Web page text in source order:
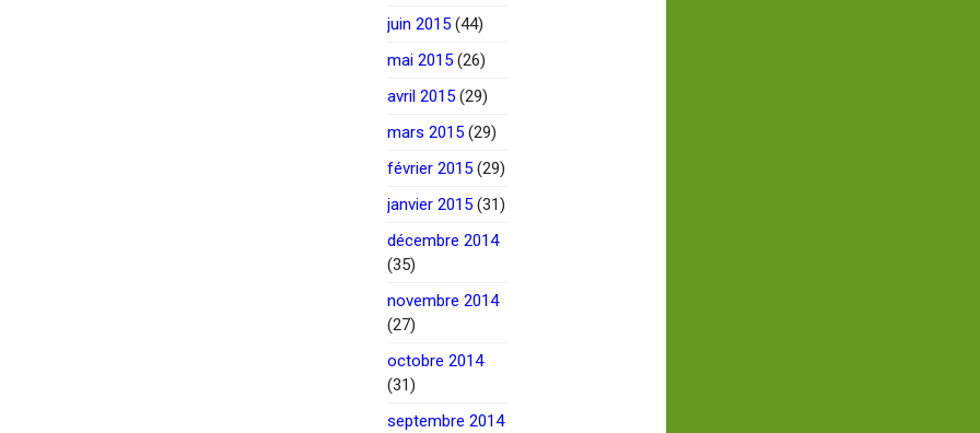
juin 2015 (44)
mai 2015 (26)
avril 2015 (29)
mars 2015 (29)
février 2015 (29)
janvier 2015 (31)
décembre 2014
(35)
novembre 2014
(27)
octobre 2014
(31)
septembre 2014